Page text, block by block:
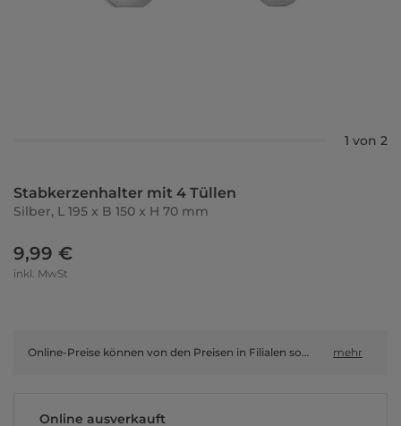
1 von 2
Stabkerzenhalter mit 4 Tüllen
Silber, L 195 x B 150 x H 70 mm
9,99 €
inkl. MwSt
Online-Preise können von den Preisen in Filialen sowie Shop-in-Shop-Flächen abweichen. mehr
Online ausverkauft